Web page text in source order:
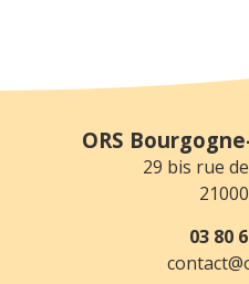
ORS
29 bis rue
03 80